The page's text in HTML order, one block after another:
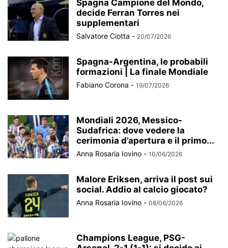
Spagna Campione del Mondo,
decide Ferran Torres nei
supplementari
Salvatore Ciotta - 20/07/2026
Spagna-Argentina, le probabili
formazioni | La finale Mondiale
Fabiano Corona - 19/07/2026
Mondiali 2026, Messico-
Sudafrica: dove vedere la
cerimonia d’apertura e il primo...
Anna Rosaria Iovino - 10/06/2026
Malore Eriksen, arriva il post sui
social. Addio al calcio giocato?
Anna Rosaria Iovino - 08/06/2026
Champions League, PSG-